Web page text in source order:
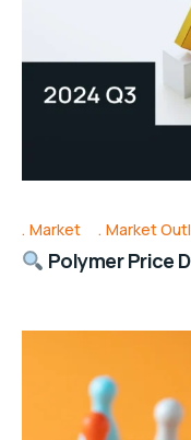
Market Market
Polymer Price